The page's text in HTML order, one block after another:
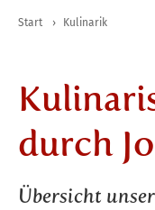
Start › Kulinarik
durch
Übersicht